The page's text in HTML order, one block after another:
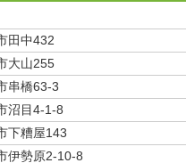
田中432
大山255
串橋63-3
沼目4-1-8
下糟屋143
伊勢原2-10-8